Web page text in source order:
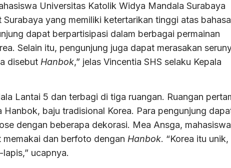
Universitas Katolik Widya Mandala Surabaya
yang memiliki ketertarikan tinggi atas bahasa
dapat berpartisipasi dalam berbagai permainan
Selain itu, pengunjung juga dapat merasakan
disebut Hanbok,” jelas Vincentia SHS selaku Kepala
Lantai 5 dan terbagi di tiga ruangan. Ruangan
Hanbok, baju tradisional Korea. Para pengunjung
dengan beberapa dekorasi. Mea Ansga, mahasiswa
dan berfoto dengan Hanbok. “Korea itu unik,
ucapnya.